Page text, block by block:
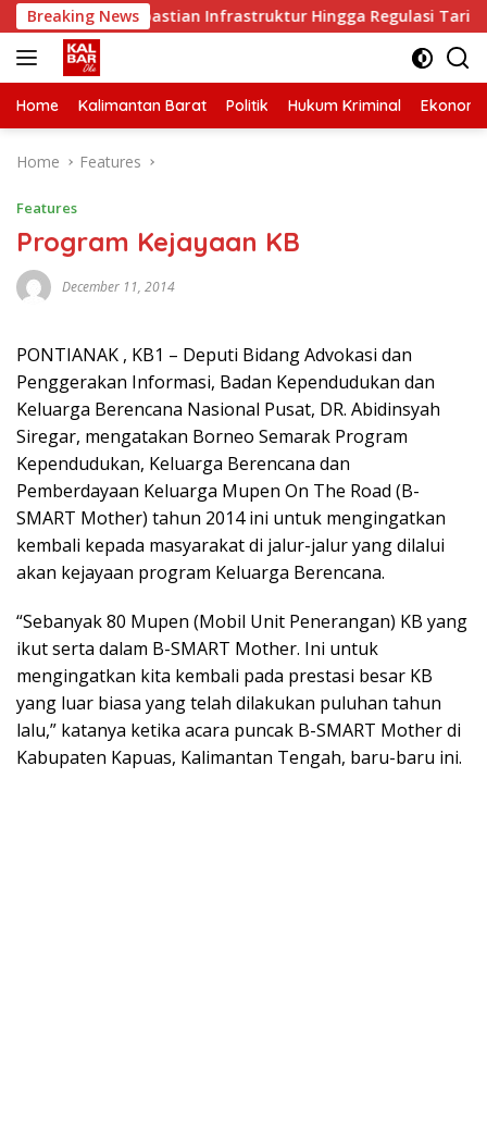
Skip
to
content
Breaking News
Kepastian Infrastruktur Hingga Regulasi Tarif Angkutan
Home Kalimantan Barat Politik Hukum Kriminal Ekonomi
Home Features
Features
Program Kejayaan KB
December 11, 2014
PONTIANAK , KB1 – Deputi Bidang Advokasi dan
Penggerakan Informasi, Badan Kependudukan dan
Keluarga Berencana Nasional Pusat, DR. Abidinsyah
Siregar, mengatakan Borneo Semarak Program
Kependudukan, Keluarga Berencana dan
Pemberdayaan Keluarga Mupen On The Road (B-
SMART Mother) tahun 2014 ini untuk mengingatkan
kembali kepada masyarakat di jalur-jalur yang dilalui
akan kejayaan program Keluarga Berencana.
“Sebanyak 80 Mupen (Mobil Unit Penerangan) KB yang
ikut serta dalam B-SMART Mother. Ini untuk
mengingatkan kita kembali pada prestasi besar KB
yang luar biasa yang telah dilakukan puluhan tahun
lalu,” katanya ketika acara puncak B-SMART Mother di
Kabupaten Kapuas, Kalimantan Tengah, baru-baru ini.